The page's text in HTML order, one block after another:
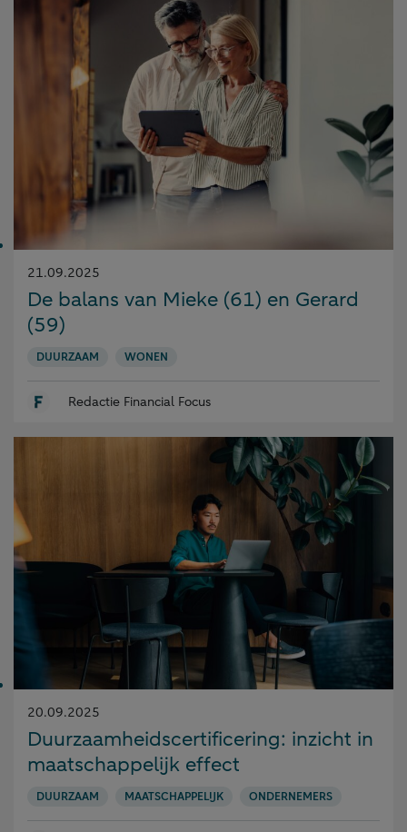
Gepubliceerd
op:
21.09.2025
De balans van Mieke (61) en Gerard
(59)
DUURZAAM WONEN
Redactie Financial Focus
Gepubliceerd
op:
20.09.2025
Duurzaamheidscertificering: inzicht in
maatschappelijk effect
DUURZAAM MAATSCHAPPELIJK ONDERNEMERS